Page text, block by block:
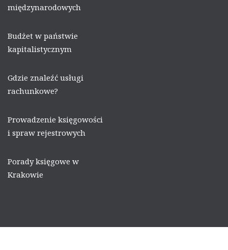
międzynarodowych
Budżet w państwie
kapitalistycznym
Gdzie znaleźć usługi
rachunkowe?
Prowadzenie księgowości
i spraw rejestrowych
Porady księgowe w
Krakowie